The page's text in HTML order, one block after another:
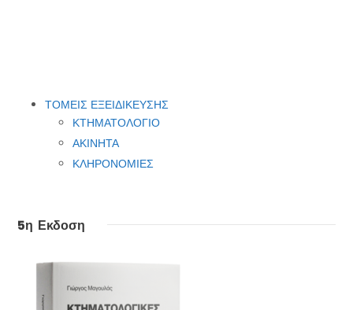
ΤΟΜΕΙΣ ΕΞΕΙΔΙΚΕΥΣΗΣ
ΚΤΗΜΑΤΟΛΟΓΙΟ
ΑΚΙΝΗΤΑ
ΚΛΗΡΟΝΟΜΙΕΣ
5η Εκδοση